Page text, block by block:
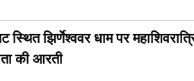
स्थित झिर्णेश्ववर धाम पर
की आरती